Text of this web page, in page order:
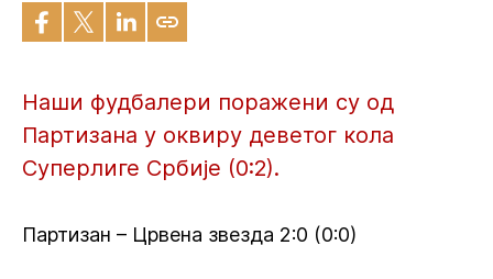
Наши фудбалери поражени су од
Партизана у оквиру деветог кола
Суперлиге Србије (0:2).
Партизан – Црвена звезда 2:0 (0:0)